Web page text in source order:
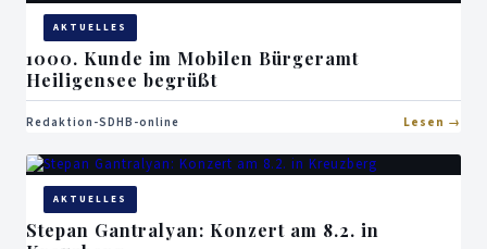
AKTUELLES
1000. Kunde im Mobilen Bürgeramt
Heiligensee begrüßt
Redaktion-SDHB-online Lesen
AKTUELLES
Stepan Gantralyan: Konzert am 8.2. in